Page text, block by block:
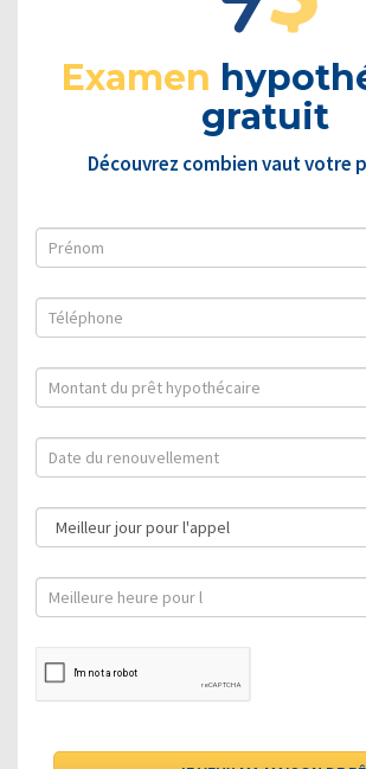
Examen
gratuit
Découvrez combien vaut votre